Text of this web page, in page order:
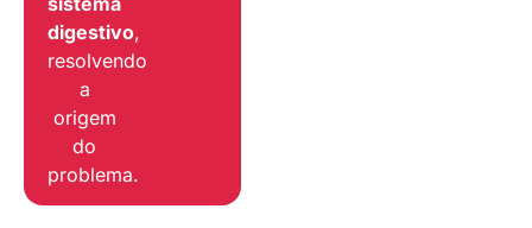
digestivo,
resolvendo
a
origem
do
problema.